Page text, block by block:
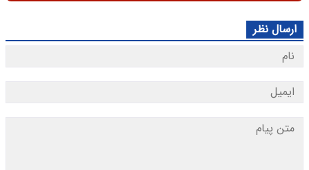
ارسال نظر